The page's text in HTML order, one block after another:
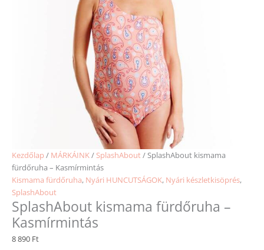
Kezdőlap / MÁRKÁINK/ SplashAbout/ SplashAbout kismama
fürdőruha – Kasmírmintás
Kismama fürdőruha, Nyári HUNCUTSÁGOK, Nyári készletkisöprés,
SplashAbout
SplashAbout kismama fürdőruha –
Kasmírmintás
8 890 Ft